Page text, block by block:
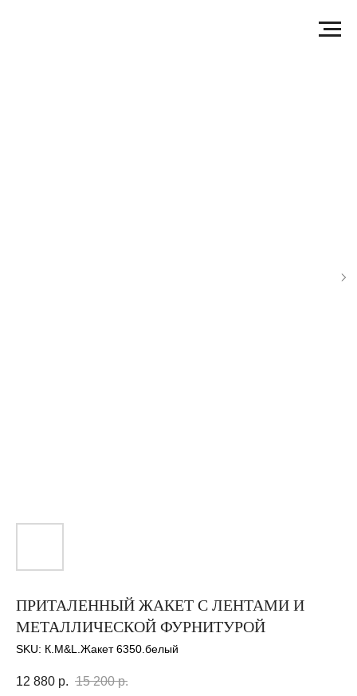
ПРИТАЛЕННЫЙ ЖАКЕТ С ЛЕНТАМИ И
МЕТАЛЛИЧЕСКОЙ ФУРНИТУРОЙ
SKU: К.M&L.Жакет 6350.белый
12 880 р. 15 200 р.